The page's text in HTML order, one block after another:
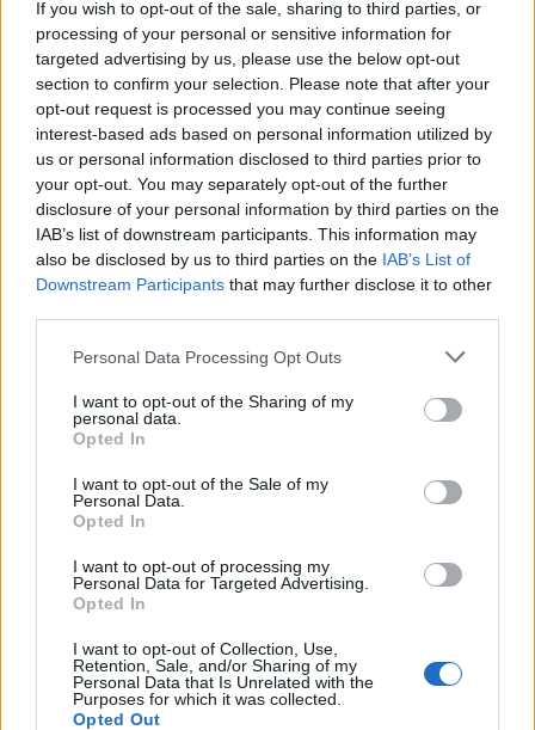
If you wish to opt-out of the sale, sharing to third parties, or
processing of your personal or sensitive information for
targeted advertising by us, please use the below opt-out
section to confirm your selection. Please note that after your
opt-out request is processed you may continue seeing
interest-based ads based on personal information utilized by
us or personal information disclosed to third parties prior to
your opt-out. You may separately opt-out of the further
disclosure of your personal information by third parties on the
IAB’s list of downstream participants. This information may
also be disclosed by us to third parties on the IAB’s List of
Downstream Participants that may further disclose it to other
Personal Data Processing Opt Outs
I want to opt-out of the Sharing of my
personal data.
Opted In
I want to opt-out of the Sale of my
Personal Data.
Opted In
I want to opt-out of processing my
Personal Data for Targeted Advertising.
Opted In
I want to opt-out of Collection, Use,
Retention, Sale, and/or Sharing of my
Personal Data that Is Unrelated with the
Purposes for which it was collected.
Opted Out
date=”yes” grid_columns=”2″ post_type=”” tax=””]
Tags: motores eléctricos pilotos
Afonso Gomes
Echopilot lança nova FLS 3D – 30º com
visão frontal mais precisa